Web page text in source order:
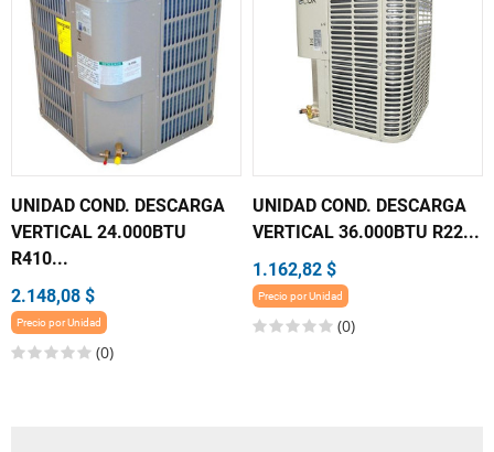
UNIDAD COND. DESCARGA
VERTICAL 24.000BTU
R410...
2.148,08 $
Precio por Unidad
(0)
UNIDAD COND. DESCARGA
VERTICAL 36.000BTU R22...
1.162,82 $
Precio por Unidad
(0)